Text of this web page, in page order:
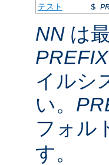
テスト
$
NN は
PREFIX
イルシ
い。
フォル
す。